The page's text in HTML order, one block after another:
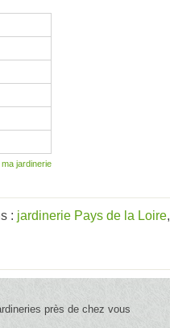
jardinerie
: jardinerie Pays de la Loire,
près de chez vous